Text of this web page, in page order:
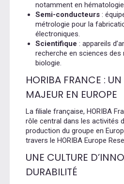
notamment en
Semi-conducteurs:
métrologie pour la
électroniques.
Scientifique : appareils
recherche en sciences des
biologie.
HORIBA FRANCE :
MAJEUR EN EUROPE
La filiale française, HORIBA
rôle central dans les activités
production du groupe en
travers le HORIBA Europe
UNE CULTURE
DURABILITÉ